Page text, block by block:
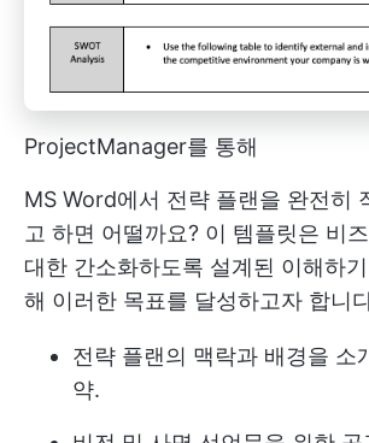
ProjectManager를 통해
MS Word에서 전략 플랜을 완전히
고 하면 어떨까요? 이 템플릿은 비
대한 간소화하도록 설계된 이해하
해 이러한 목표를 달성하고자 합니
전략 플랜의 맥락과 배경을 소
약.